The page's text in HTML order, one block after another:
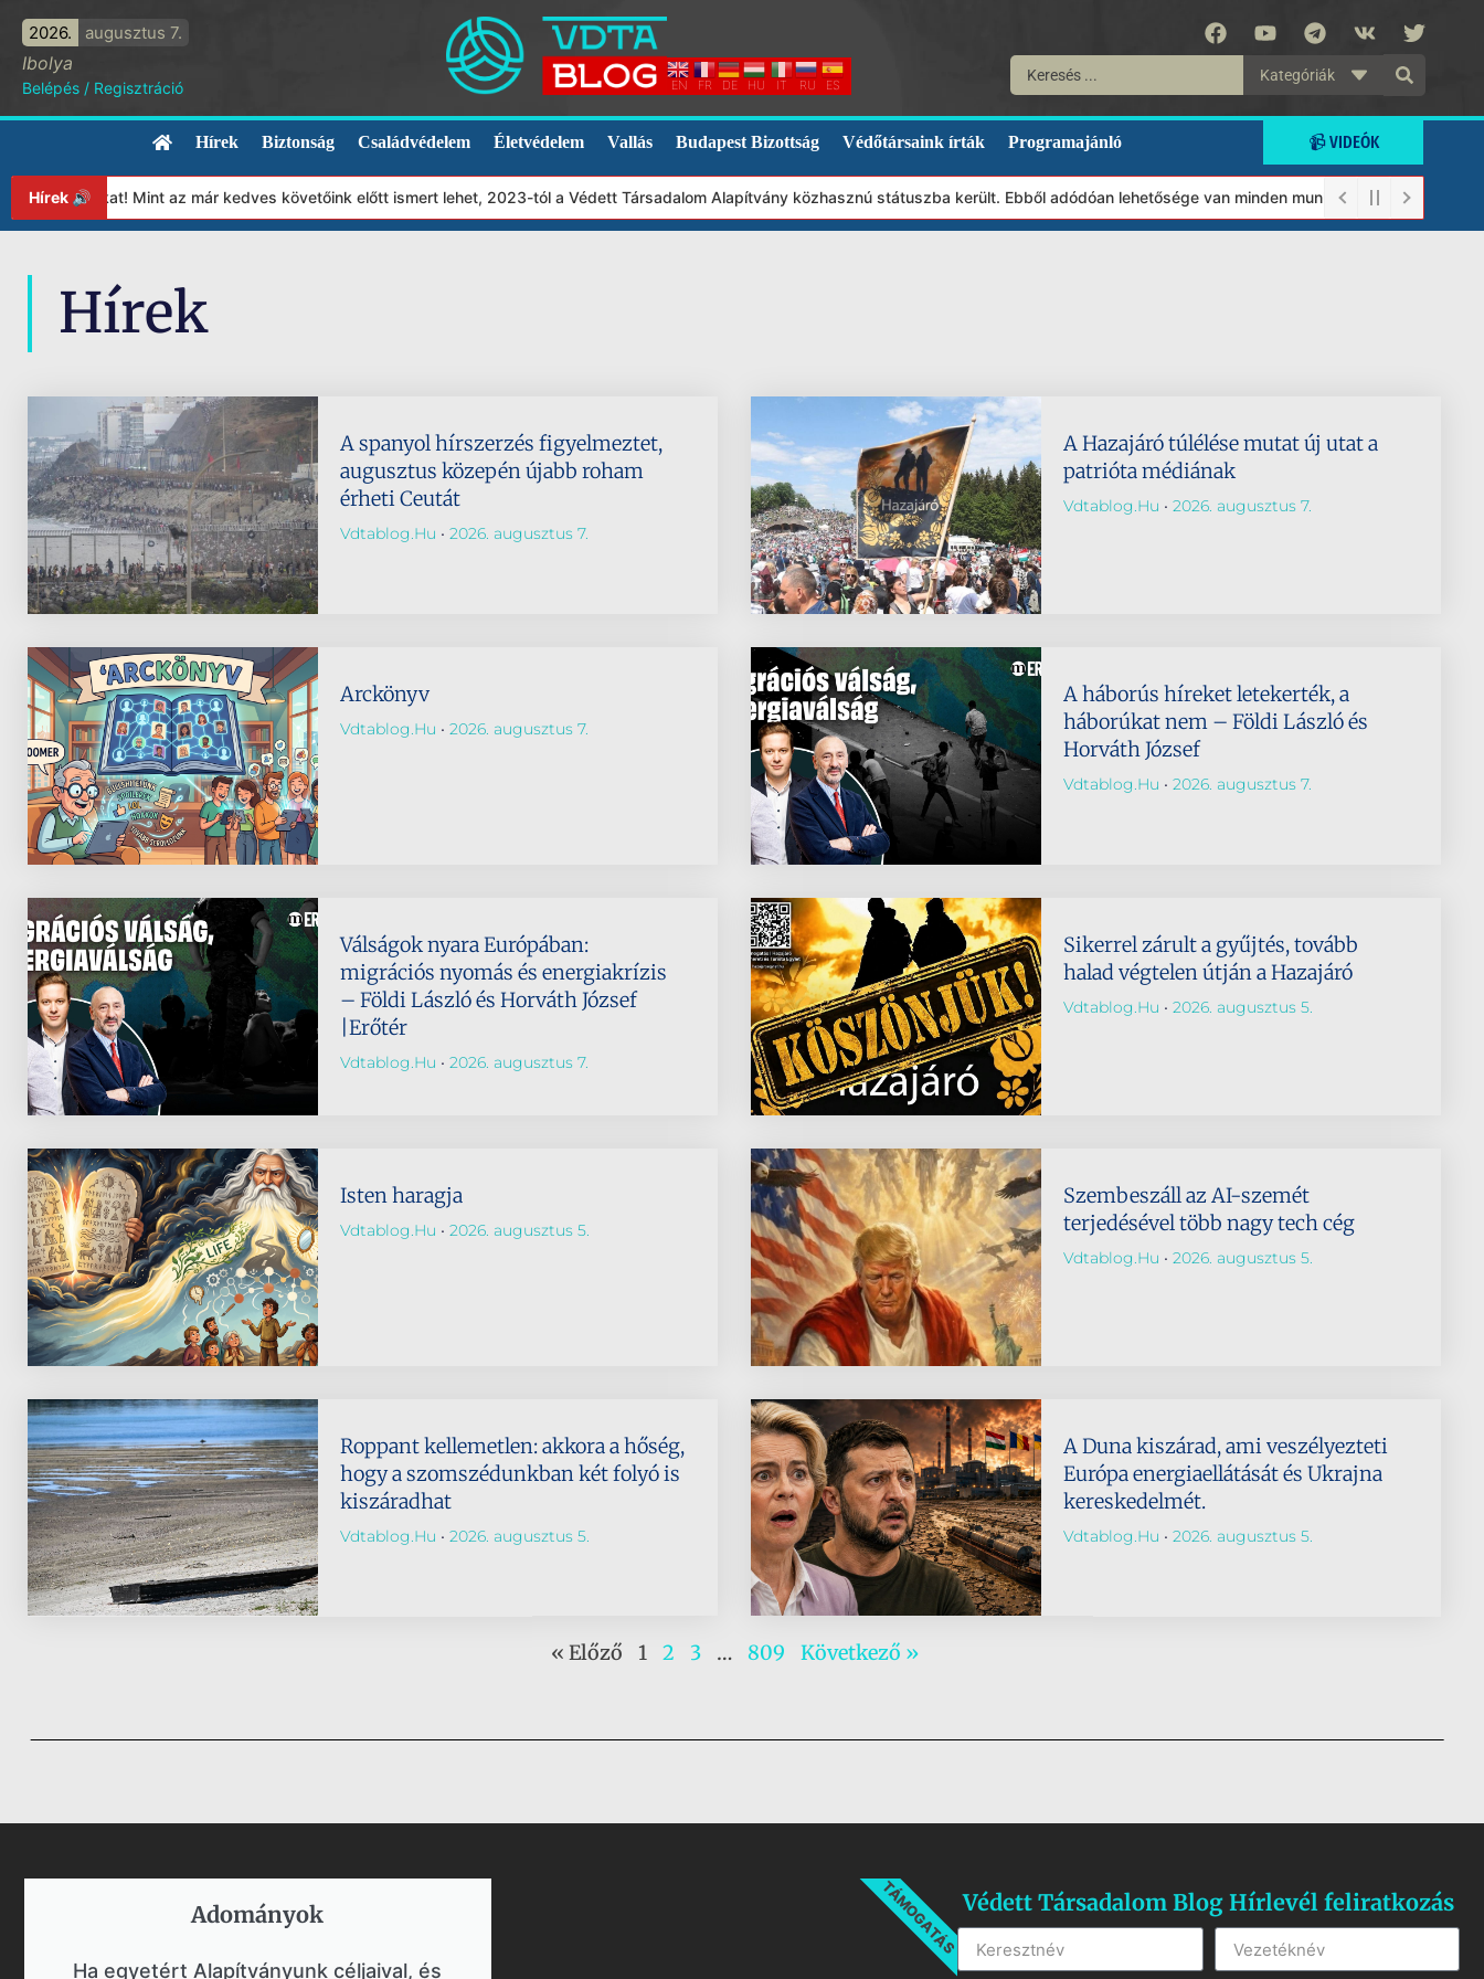
2026. augusztus 7.
Ibolya
Belépés / Regisztráció EN FR DE HU IT RU ES
Kategóriák
Hírek Biztonság Családvédelem Életvédelem Vallás Budapest Bizottság Védőtársaink írták Programajánló 📹 VIDEÓK
Hírek 🔊 Mint az már kedves követőink előtt ismert lehet, 2023-tól a Védett Társadalom Alapítvány közhasznú státuszba került. Ebből adódóan lehetősége van minden munkánkat segíteni
Hírek
A spanyol hírszerzés figyelmeztet,
augusztus közepén újabb roham
érheti Ceutát
Vdtablog.hu 2026. augusztus 7.
A Hazajáró túlélése mutat új utat a
patrióta médiának
Vdtablog.hu 2026. augusztus 7.
Arckönyv
Vdtablog.hu 2026. augusztus 7.
A háborús híreket letekerték, a
háborúkat nem – Földi László és
Horváth József
Vdtablog.hu 2026. augusztus 7.
Válságok nyara Európában:
migrációs nyomás és energiakrízis
– Földi László és Horváth József
|Erőtér
Vdtablog.hu 2026. augusztus 7.
Sikerrel zárult a gyűjtés, tovább
halad végtelen útján a Hazajáró
Vdtablog.hu 2026. augusztus 5.
Isten haragja
Vdtablog.hu 2026. augusztus 5.
Szembeszáll az AI-szemét
terjedésével több nagy tech cég
Vdtablog.hu 2026. augusztus 5.
Roppant kellemetlen: akkora a hőség,
hogy a szomszédunkban két folyó is
kiszáradhat
Vdtablog.hu 2026. augusztus 5.
A Duna kiszárad, ami veszélyezteti
Európa energiaellátását és Ukrajna
kereskedelmét.
Vdtablog.hu 2026. augusztus 5.
« Előző 1 2 3 … 809 Következő »
Adományok​
Ha egyetért Alapítványunk céljaival, és
TÁMOGATÁSVédett Társadalom Blog Hírlevél feliratkozás